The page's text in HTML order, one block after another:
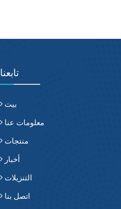
تابعنا
بيت
معلومات عنا
منتجات
أخبار
التنزيلات
اتصل بنا